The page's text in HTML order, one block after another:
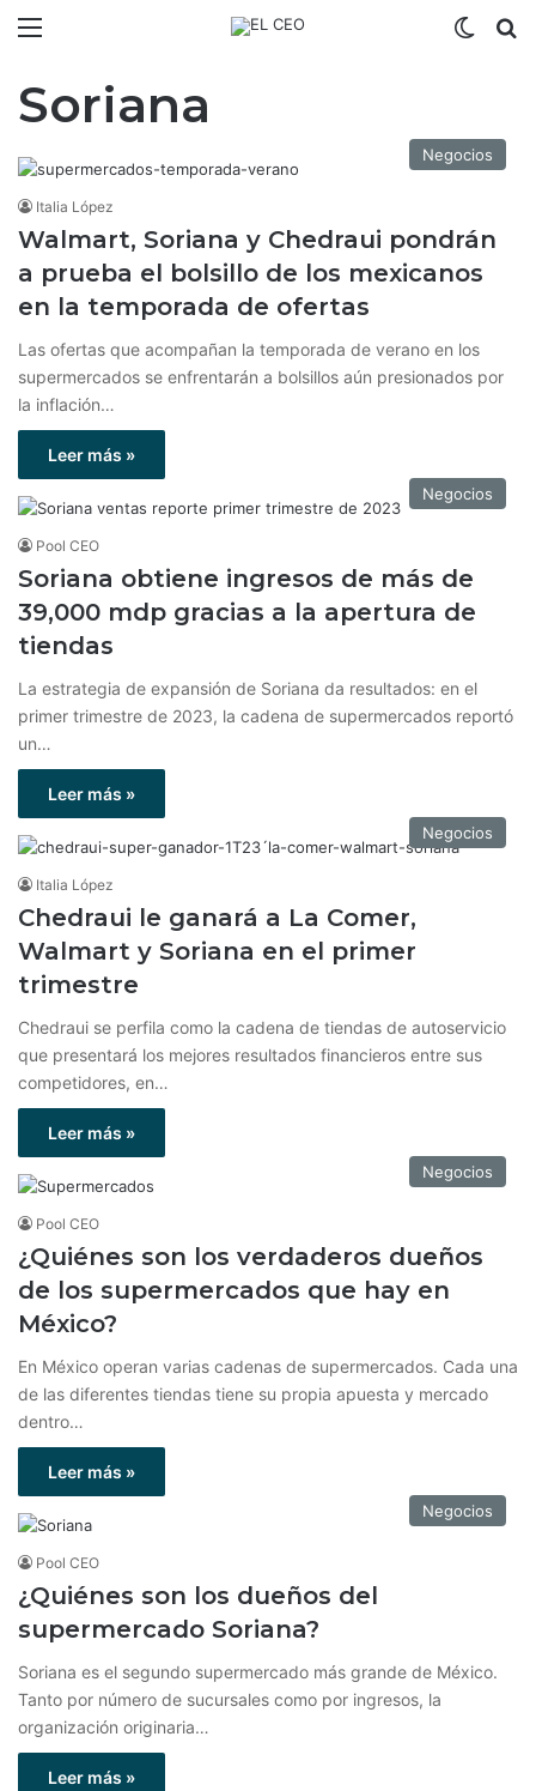
Soriana
Negocios
Italia López
Walmart, Soriana y Chedraui pondrán
a prueba el bolsillo de los mexicanos
en la temporada de ofertas
Las ofertas que acompañan la temporada de verano en los
supermercados se enfrentarán a bolsillos aún presionados por
la inflación…
Leer más »
Negocios
Pool CEO
Soriana obtiene ingresos de más de
39,000 mdp gracias a la apertura de
tiendas
La estrategia de expansión de Soriana da resultados: en el
primer trimestre de 2023, la cadena de supermercados reportó
un…
Leer más »
Negocios
Italia López
Chedraui le ganará a La Comer,
Walmart y Soriana en el primer
trimestre
Chedraui se perfila como la cadena de tiendas de autoservicio
que presentará los mejores resultados financieros entre sus
competidores, en…
Leer más »
Negocios
Pool CEO
¿Quiénes son los verdaderos dueños
de los supermercados que hay en
México?
En México operan varias cadenas de supermercados. Cada una
de las diferentes tiendas tiene su propia apuesta y mercado
dentro…
Leer más »
Negocios
Pool CEO
¿Quiénes son los dueños del
supermercado Soriana?
Soriana es el segundo supermercado más grande de México.
Tanto por número de sucursales como por ingresos, la
organización originaria…
Leer más »